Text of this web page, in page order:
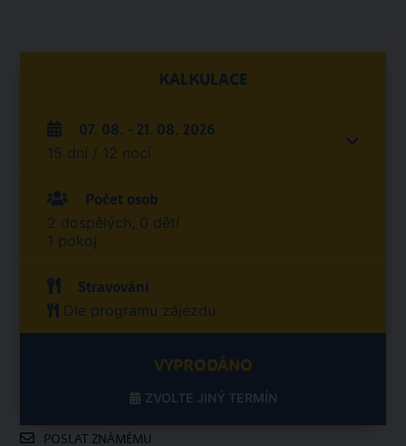
KALKULACE
07. 08. - 21. 08. 2026
15 dní / 12 nocí
Počet osob
2 dospělých, 0 dětí
1 pokoj
Stravování
Dle programu zájezdu
VYPRODÁNO
ZVOLTE JINÝ TERMÍN
POSLAT ZNÁMÉMU